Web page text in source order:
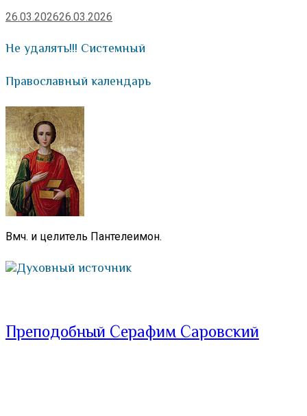
26.03.202626.03.2026
Не удалять!!! Системный
Православный календарь
Вмч. и целитель Пантелеимон.
Духовный источник
Преподобный Серафим Саровский